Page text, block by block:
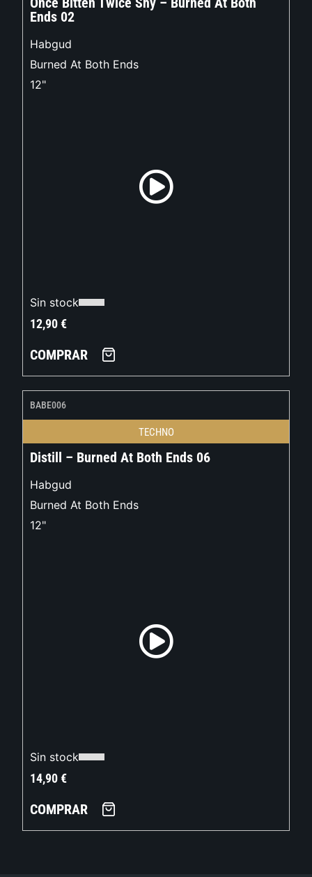
Ends 02
Habgud
Burned At Both Ends
12"
Sin stock
12,90€
COMPRAR
BABE006
TECHNO
Distill – Burned At Both Ends 06
Habgud
Burned At Both Ends
12"
Sin stock
14,90€
COMPRAR